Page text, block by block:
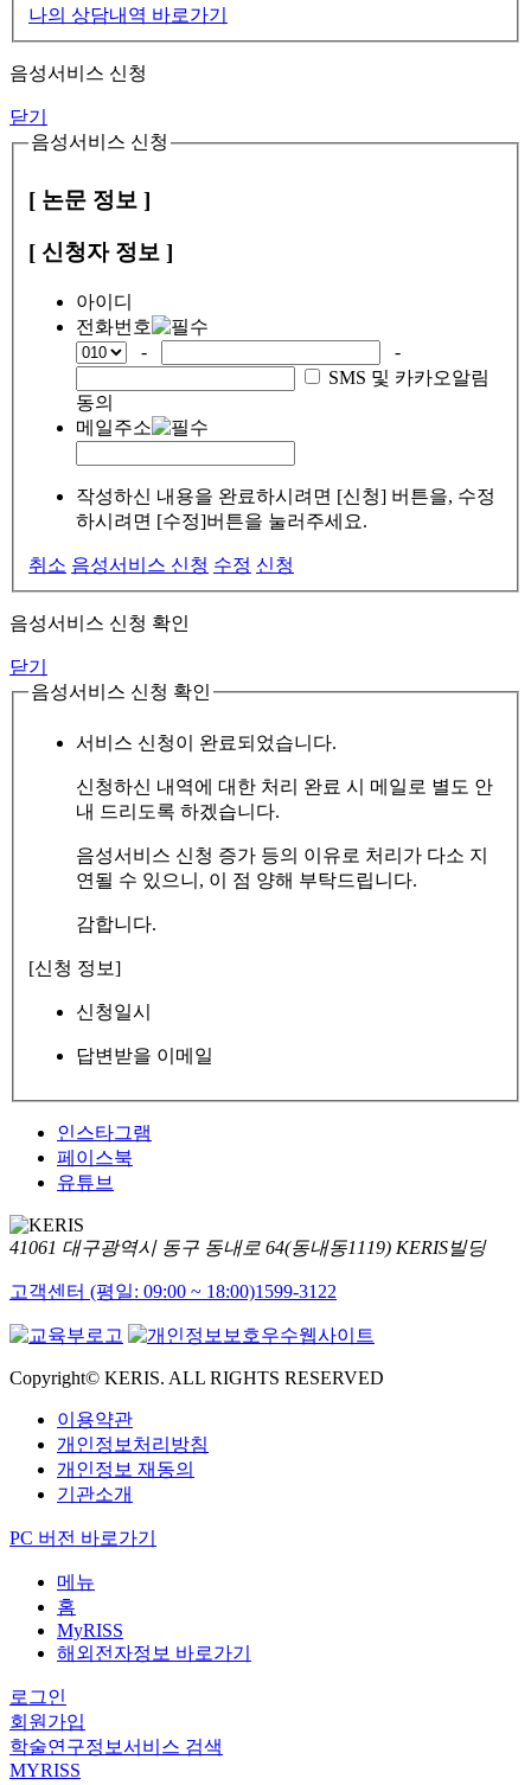
나의 상담내역 바로가기
음성서비스 신청
닫기
음성서비스 신청
[ 논문 정보 ]
[ 신청자 정보 ]
아이디
전화번호
-
-
SMS 및 카카오알림
동의
메일주소
작성하신 내용을 완료하시려면 [신청] 버튼을, 수정
하시려면 [수정]버튼을 눌러주세요.
취소 음성서비스 신청 수정 신청
음성서비스 신청 확인
닫기
음성서비스 신청 확인
서비스 신청이 완료되었습니다.
신청하신 내역에 대한 처리 완료 시 메일로 별도 안
내 드리도록 하겠습니다.
음성서비스 신청 증가 등의 이유로 처리가 다소 지
연될 수 있으니, 이 점 양해 부탁드립니다.
감합니다.
[신청 정보]
신청일시
답변받을 이메일
인스타그램
페이스북
유튜브
41061 대구광역시 동구 동내로 64(동내동1119) KERIS빌딩
고객센터 (평일: 09:00 ~ 18:00)1599-3122
Copyright© KERIS. ALL RIGHTS RESERVED
이용약관
개인정보처리방침
개인정보 재동의
기관소개
PC 버전 바로가기
메뉴
홈
MyRISS
해외전자정보 바로가기
로그인
회원가입
학술연구정보서비스 검색
MYRISS